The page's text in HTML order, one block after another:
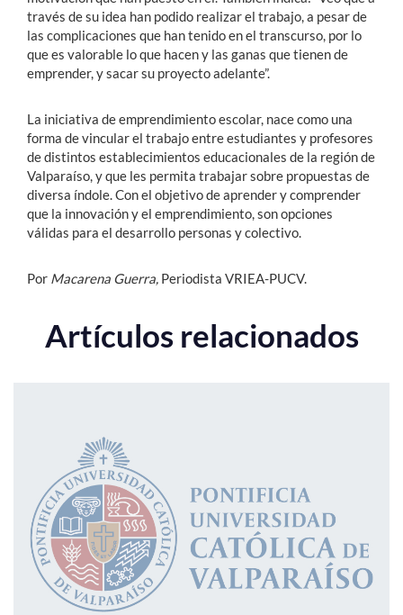
través de su idea han podido realizar el trabajo, a pesar de
las complicaciones que han tenido en el transcurso, por lo
que es valorable lo que hacen y las ganas que tienen de
emprender, y sacar su proyecto adelante”.
La iniciativa de emprendimiento escolar, nace como una
forma de vincular el trabajo entre estudiantes y profesores
de distintos establecimientos educacionales de la región de
Valparaíso, y que les permita trabajar sobre propuestas de
diversa índole. Con el objetivo de aprender y comprender
que la innovación y el emprendimiento, son opciones
válidas para el desarrollo personas y colectivo.
Por Macarena Guerra, Periodista VRIEA-PUCV.
Artículos relacionados